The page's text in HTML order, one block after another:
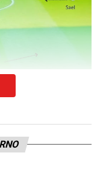
quasi
di testa di
anticipa